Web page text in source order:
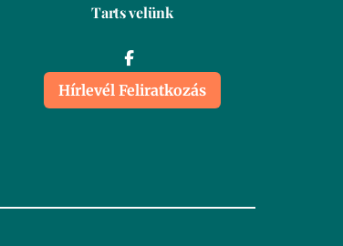
Tarts velünk
Hírlevél Feliratkozás